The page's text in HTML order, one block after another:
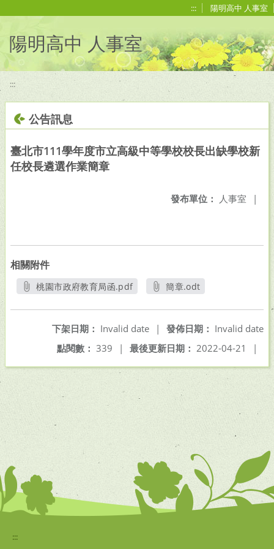
::: 陽明高中 人事室
陽明高中 人事室
:::
公告訊息
臺北市111學年度市立高級中等學校校長出缺學校新
任校長遴選作業簡章
發布單位： 人事室 |
相關附件
桃園市政府教育局函.pdf
簡章.odt
發佈日期： Invalid date
下架日期： Invalid date
|
最後更新日期： 2022-04-21 |
點閱數： 339 |
:::